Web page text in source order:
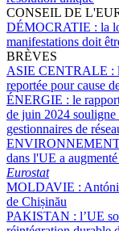
CONSEIL DE
DÉMOCRATIE : la
manifestations doit
BRÈVES
ASIE CENTRALE :
reportée pour cause
ÉNERGIE : le
de juin 2024 souligne
gestionnaires de
dans l'UE a
Eurostat
MOLDAVIE :
de Chișinău
PAKISTAN : l’UE